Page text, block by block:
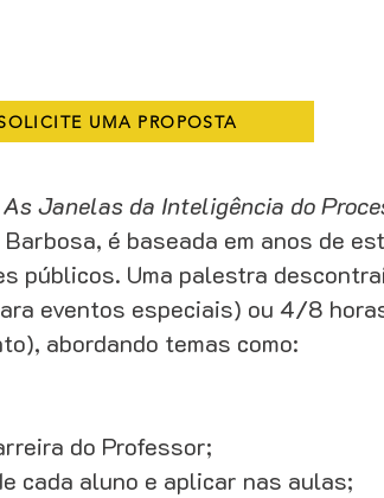
UMA PROPOSTA
As Janelas da Inteligência do
é baseada em anos de
públicos. Uma palestra
eventos especiais) ou 4/8
abordando temas como:
do Professor;
cada aluno e aplicar nas aulas;